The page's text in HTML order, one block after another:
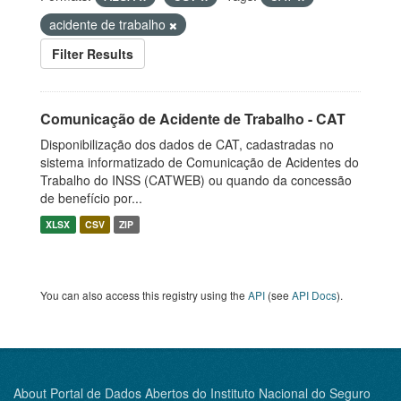
acidente de trabalho
Filter Results
Comunicação de Acidente de Trabalho - CAT
Disponibilização dos dados de CAT, cadastradas no
sistema informatizado de Comunicação de Acidentes do
Trabalho do INSS (CATWEB) ou quando da concessão
de benefício por...
XLSX CSV ZIP
You can also access this registry using the API (see API Docs).
About Portal de Dados Abertos do Instituto Nacional do Seguro